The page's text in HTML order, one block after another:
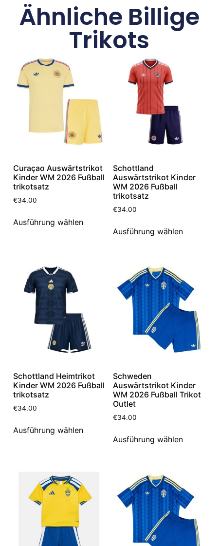
Ähnliche Billige
Trikots
Curaçao Auswärtstrikot
Kinder WM 2026 Fußball
trikotsatz
€34.00
Ausführung wählen
Schottland
Auswärtstrikot Kinder
WM 2026 Fußball
trikotsatz
€34.00
Ausführung wählen
Schottland Heimtrikot
Kinder WM 2026 Fußball
trikotsatz
€34.00
Ausführung wählen
Schweden
Auswärtstrikot Kinder
WM 2026 Fußball Trikot
Outlet
€34.00
Ausführung wählen